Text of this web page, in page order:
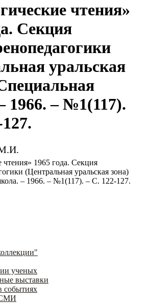
чтения»
Секция
уральская
1966. – №1(117).
чтения» 1965 года. Секция
(Центральная уральская зона)
– 1966. – №1(117). – С. 122-127.
ученых
выставки
событиях